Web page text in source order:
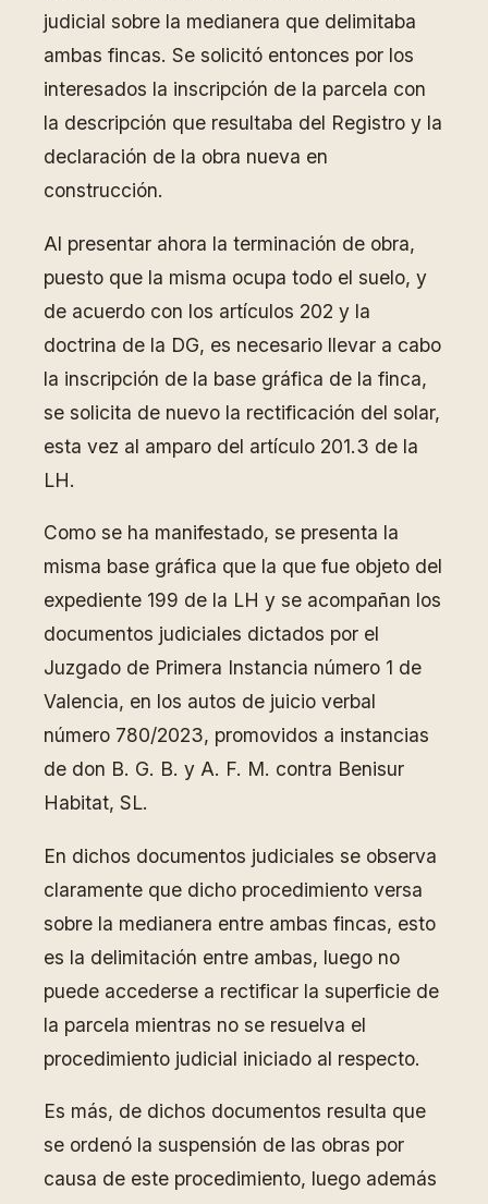
judicial sobre la medianera que delimitaba
ambas fincas. Se solicitó entonces por los
interesados la inscripción de la parcela con
la descripción que resultaba del Registro y la
declaración de la obra nueva en
construcción.
Al presentar ahora la terminación de obra,
puesto que la misma ocupa todo el suelo, y
de acuerdo con los artículos 202 y la
doctrina de la DG, es necesario llevar a cabo
la inscripción de la base gráfica de la finca,
se solicita de nuevo la rectificación del solar,
esta vez al amparo del artículo 201.3 de la
LH.
Como se ha manifestado, se presenta la
misma base gráfica que la que fue objeto del
expediente 199 de la LH y se acompañan los
documentos judiciales dictados por el
Juzgado de Primera Instancia número 1 de
Valencia, en los autos de juicio verbal
número 780/2023, promovidos a instancias
de don B. G. B. y A. F. M. contra Benisur
Habitat, SL.
En dichos documentos judiciales se observa
claramente que dicho procedimiento versa
sobre la medianera entre ambas fincas, esto
es la delimitación entre ambas, luego no
puede accederse a rectificar la superficie de
la parcela mientras no se resuelva el
procedimiento judicial iniciado al respecto.
Es más, de dichos documentos resulta que
se ordenó la suspensión de las obras por
causa de este procedimiento, luego además